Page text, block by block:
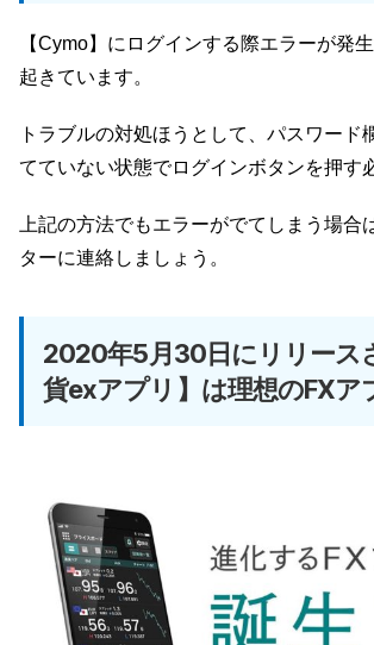
【Cymo】にログインする際エラーが発
起きています。
トラブルの対処ほうとして、パスワード
てていない状態でログインボタンを押す
上記の方法でもエラーがでてしまう場合
ターに連絡しましょう。
2020年5月30日にリリース
貨exアプリ】は理想のFXア